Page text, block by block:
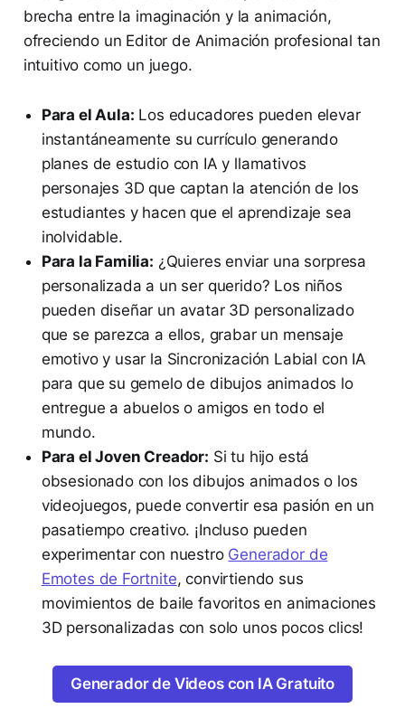
brecha entre la imaginación y la animación,
ofreciendo un Editor de Animación profesional tan
intuitivo como un juego.
Para el Aula: Los educadores pueden elevar
instantáneamente su currículo generando
planes de estudio con IA y llamativos
personajes 3D que captan la atención de los
estudiantes y hacen que el aprendizaje sea
inolvidable.
Para la Familia: ¿Quieres enviar una sorpresa
personalizada a un ser querido? Los niños
pueden diseñar un avatar 3D personalizado
que se parezca a ellos, grabar un mensaje
emotivo y usar la Sincronización Labial con IA
para que su gemelo de dibujos animados lo
entregue a abuelos o amigos en todo el
mundo.
Para el Joven Creador: Si tu hijo está
obsesionado con los dibujos animados o los
videojuegos, puede convertir esa pasión en un
pasatiempo creativo. ¡Incluso pueden
experimentar con nuestro Generador de
Emotes de Fortnite, convirtiendo sus
movimientos de baile favoritos en animaciones
3D personalizadas con solo unos pocos clics!
Generador de Videos con IA Gratuito